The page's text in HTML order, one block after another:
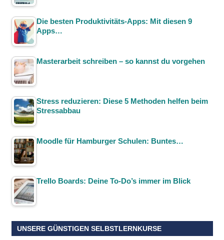
Die besten Produktivitäts-Apps: Mit diesen 9
Apps…
Masterarbeit schreiben – so kannst du vorgehen
Stress reduzieren: Diese 5 Methoden helfen beim
Stressabbau
Moodle für Hamburger Schulen: Buntes…
Trello Boards: Deine To-Do’s immer im Blick
UNSERE GÜNSTIGEN SELBSTLERNKURSE